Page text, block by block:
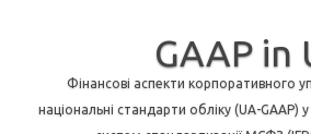
GAAP in
Фінансові аспекти корпоративного
національні стандарти обліку (UA-GAAP)